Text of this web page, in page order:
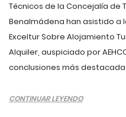
Técnicos de la Concejalía de
Benalmádena han asistido a
Exceltur Sobre Alojamiento
Alquiler, auspiciado por
conclusiones más
CONTINUAR LEYENDO